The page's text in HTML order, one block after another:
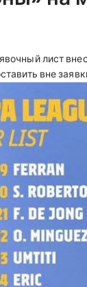
лист
вне